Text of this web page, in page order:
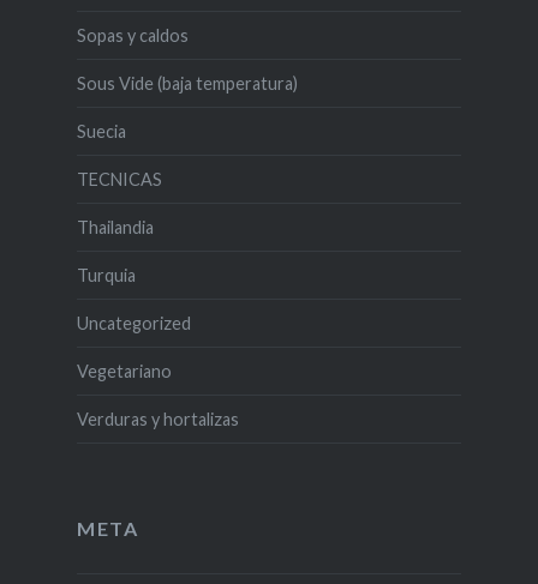
Sopas y caldos
Sous Vide (baja temperatura)
Suecia
TECNICAS
Thailandia
Turquia
Uncategorized
Vegetariano
Verduras y hortalizas
META